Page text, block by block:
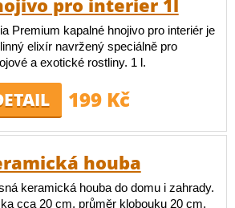
Premium kapalné hnojivo pro interiér je
elixír navržený speciálně pro
a exotické rostliny. 1 l.
199 Kč
houba
keramická houba do domu i zahrady.
cca 20 cm, průměr klobouku 20 cm.